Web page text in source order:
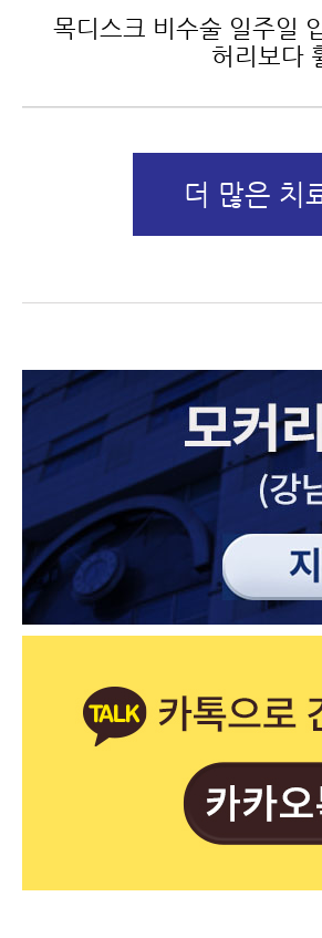
목디스크 비수술 일주일
허리보다
더 많은 치